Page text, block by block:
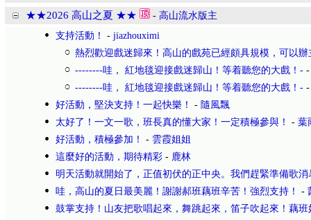
★★2026 高山之夏 ★★
- 高山流水版主
支持活動！
- jiazhouximi
熱烈歡迎戲迷歸來！高山的戲苑已經頗具規模，可以
--------哇， 紅地毯迎接戲迷歸山！等着聽您的大戲！-
--------哇， 紅地毯迎接戲迷歸山！等着聽您的大戲！-
好活動，堅決支持！一起快樂！
- 隨風飄
太好了！一文一歌，班長真的懂大家！一定積極參與！
- 葉
好活動，積極參加！
- 雲霞姐姐
這麼好的活動，期待精彩 - 鹿林
明天活動就開始了，正值初伏的正中央。我們趕緊準備歌消
哇，高山的夏日最美麗！謝謝郝班藕班辛苦！強烈支持！
-
鼓掌支持！山友把歌唱起來，舞跳起來，笛子吹起來！藕班